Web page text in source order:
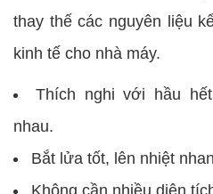
thay thế các nguyên liệu
kinh tế cho nhà máy.
Thích nghi với hầu
nhau.
Bắt lửa tốt, lên nhiệt